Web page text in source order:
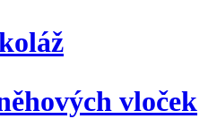
vloček